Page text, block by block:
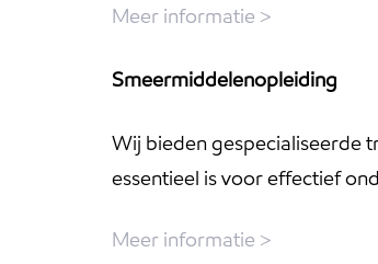
Meer informatie >
Smeermiddelenopleiding
Wij bieden gespecialiseerde
essentieel is voor effectief
Meer informatie >